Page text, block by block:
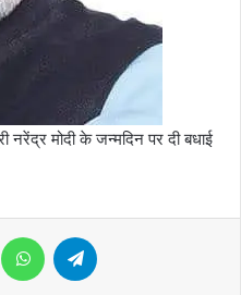
नरेंद्र मोदी के जन्मदिन पर दी बधाई
WhatsApp